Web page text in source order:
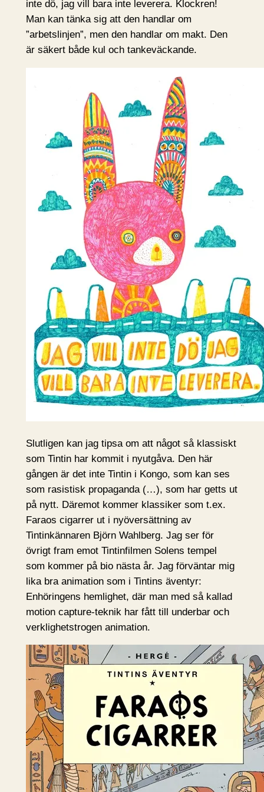
inte dö, jag vill bara inte leverera. Klockren!
Man kan tänka sig att den handlar om
”arbetslinjen”, men den handlar om makt. Den
är säkert både kul och tankeväckande.
Slutligen kan jag tipsa om att något så klassiskt
som Tintin har kommit i nyutgåva. Den här
gången är det inte Tintin i Kongo, som kan ses
som rasistisk propaganda (…), som har getts ut
på nytt. Däremot kommer klassiker som t.ex.
Faraos cigarrer ut i nyöversättning av
Tintinkännaren Björn Wahlberg. Jag ser för
övrigt fram emot Tintinfilmen Solens tempel
som kommer på bio nästa år. Jag förväntar mig
lika bra animation som i Tintins äventyr:
Enhöringens hemlighet, där man med så kallad
motion capture-teknik har fått till underbar och
verklighetstrogen animation.